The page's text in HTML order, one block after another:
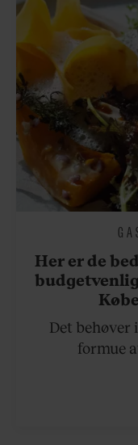
Her er de
Det behøver
formue